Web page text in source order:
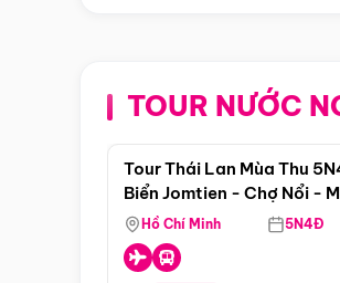
TOUR NƯỚCĐiểm
Tour Thái Lan Mùa Thu
Biển Jomtien - Chợ Nổi -
Boran - Suanthai
Hồ Chí Minh 5N4Đ